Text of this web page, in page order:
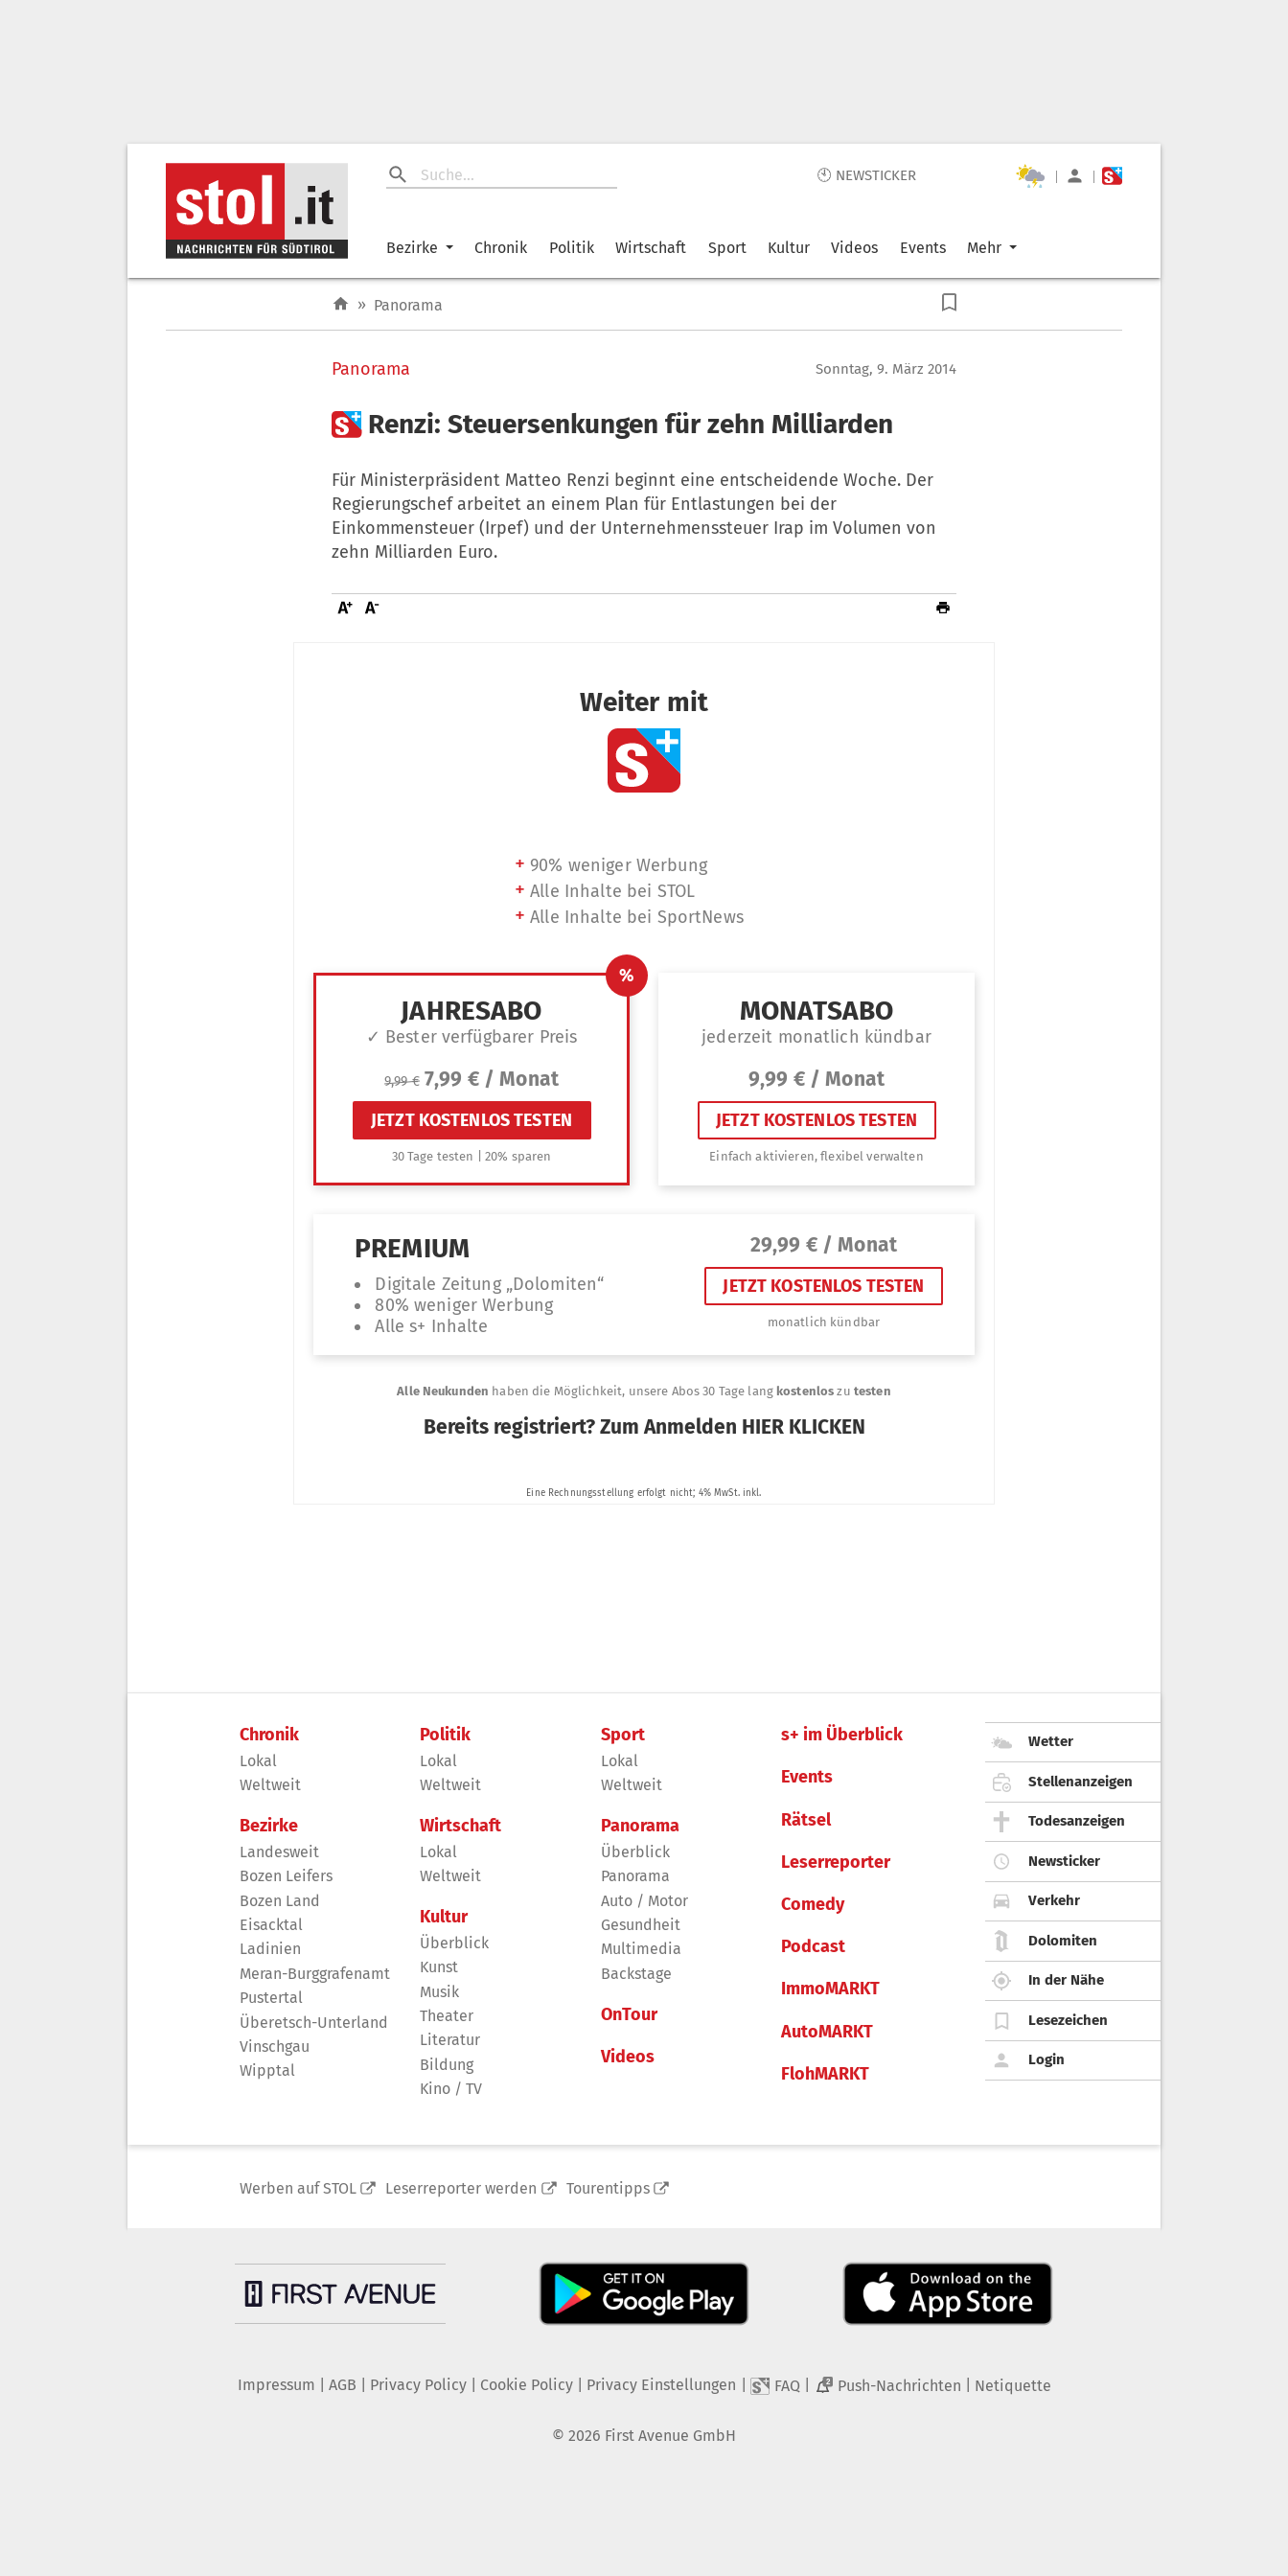
🕙 NEWSTICKER | |
Bezirke Chronik Politik Wirtschaft Sport Kultur Videos Events Mehr
» Panorama
Panorama Sonntag, 9. März 2014
 Renzi: Steuersenkungen für zehn Milliarden
Für Ministerpräsident Matteo Renzi beginnt eine entscheidende Woche. Der
Regierungschef arbeitet an einem Plan für Entlastungen bei der
Einkommensteuer (Irpef) und der Unternehmenssteuer Irap im Volumen von
zehn Milliarden Euro.
Chronik
Lokal
Weltweit
Bezirke
Landesweit
Bozen Leifers
Bozen Land
Eisacktal
Ladinien
Meran-Burggrafenamt
Pustertal
Überetsch-Unterland
Vinschgau
Wipptal
Politik
Lokal
Weltweit
Wirtschaft
Lokal
Weltweit
Kultur
Überblick
Kunst
Musik
Theater
Literatur
Bildung
Kino / TV
Sport
Lokal
Weltweit
Panorama
Überblick
Panorama
Auto / Motor
Gesundheit
Multimedia
Backstage
OnTour
Videos
s+ im Überblick
Events
Rätsel
Leserreporter
Comedy
Podcast
ImmoMARKT
AutoMARKT
FlohMARKT
Wetter
Stellenanzeigen
Todesanzeigen
Newsticker
Verkehr
Dolomiten
In der Nähe
Lesezeichen
Login
Werben auf STOL Leserreporter werden Tourentipps
Impressum AGB Privacy Policy| Cookie Policy| Privacy Einstellungen FAQ 2 Push-Nachrichten Netiquette
© 2026 First Avenue GmbH